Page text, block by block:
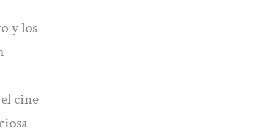
y los
cine